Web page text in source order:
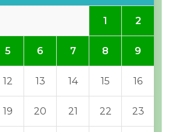
1 2
5 6 7 8 9
12 13 14 15 16
19 20 21 22 23